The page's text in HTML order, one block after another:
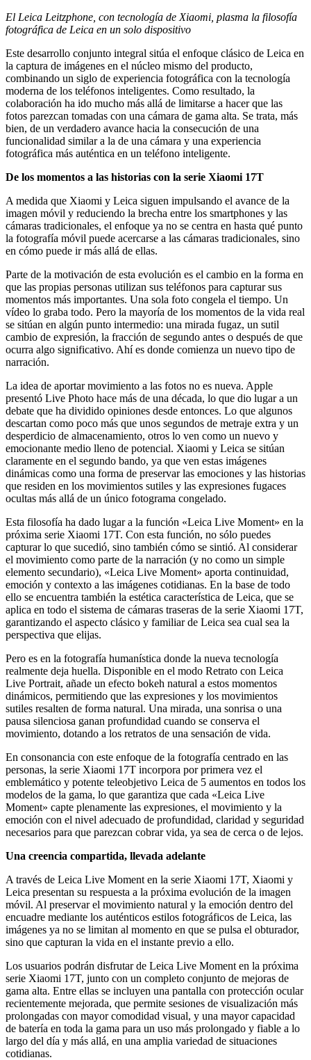
El Leica Leitzphone, con tecnología de Xiaomi, plasma la filosofía
fotográfica de Leica en un solo dispositivo
Este desarrollo conjunto integral sitúa el enfoque clásico de Leica en
la captura de imágenes en el núcleo mismo del producto,
combinando un siglo de experiencia fotográfica con la tecnología
moderna de los teléfonos inteligentes. Como resultado, la
colaboración ha ido mucho más allá de limitarse a hacer que las
fotos parezcan tomadas con una cámara de gama alta. Se trata, más
bien, de un verdadero avance hacia la consecución de una
funcionalidad similar a la de una cámara y una experiencia
fotográfica más auténtica en un teléfono inteligente.
De los momentos a las historias con la serie Xiaomi 17T
A medida que Xiaomi y Leica siguen impulsando el avance de la
imagen móvil y reduciendo la brecha entre los smartphones y las
cámaras tradicionales, el enfoque ya no se centra en hasta qué punto
la fotografía móvil puede acercarse a las cámaras tradicionales, sino
en cómo puede ir más allá de ellas.
Parte de la motivación de esta evolución es el cambio en la forma en
que las propias personas utilizan sus teléfonos para capturar sus
momentos más importantes. Una sola foto congela el tiempo. Un
vídeo lo graba todo. Pero la mayoría de los momentos de la vida real
se sitúan en algún punto intermedio: una mirada fugaz, un sutil
cambio de expresión, la fracción de segundo antes o después de que
ocurra algo significativo. Ahí es donde comienza un nuevo tipo de
narración.
La idea de aportar movimiento a las fotos no es nueva. Apple
presentó Live Photo hace más de una década, lo que dio lugar a un
debate que ha dividido opiniones desde entonces. Lo que algunos
descartan como poco más que unos segundos de metraje extra y un
desperdicio de almacenamiento, otros lo ven como un nuevo y
emocionante medio lleno de potencial. Xiaomi y Leica se sitúan
claramente en el segundo bando, ya que ven estas imágenes
dinámicas como una forma de preservar las emociones y las historias
que residen en los movimientos sutiles y las expresiones fugaces
ocultas más allá de un único fotograma congelado.
Esta filosofía ha dado lugar a la función «Leica Live Moment» en la
próxima serie Xiaomi 17T. Con esta función, no sólo puedes
capturar lo que sucedió, sino también cómo se sintió. Al considerar
el movimiento como parte de la narración (y no como un simple
elemento secundario), «Leica Live Moment» aporta continuidad,
emoción y contexto a las imágenes cotidianas. En la base de todo
ello se encuentra también la estética característica de Leica, que se
aplica en todo el sistema de cámaras traseras de la serie Xiaomi 17T,
garantizando el aspecto clásico y familiar de Leica sea cual sea la
perspectiva que elijas.
Pero es en la fotografía humanística donde la nueva tecnología
realmente deja huella. Disponible en el modo Retrato con Leica
Live Portrait, añade un efecto bokeh natural a estos momentos
dinámicos, permitiendo que las expresiones y los movimientos
sutiles resalten de forma natural. Una mirada, una sonrisa o una
pausa silenciosa ganan profundidad cuando se conserva el
movimiento, dotando a los retratos de una sensación de vida.
En consonancia con este enfoque de la fotografía centrado en las
personas, la serie Xiaomi 17T incorpora por primera vez el
emblemático y potente teleobjetivo Leica de 5 aumentos en todos los
modelos de la gama, lo que garantiza que cada «Leica Live
Moment» capte plenamente las expresiones, el movimiento y la
emoción con el nivel adecuado de profundidad, claridad y seguridad
necesarios para que parezcan cobrar vida, ya sea de cerca o de lejos.
Una creencia compartida, llevada adelante
A través de Leica Live Moment en la serie Xiaomi 17T, Xiaomi y
Leica presentan su respuesta a la próxima evolución de la imagen
móvil. Al preservar el movimiento natural y la emoción dentro del
encuadre mediante los auténticos estilos fotográficos de Leica, las
imágenes ya no se limitan al momento en que se pulsa el obturador,
sino que capturan la vida en el instante previo a ello.
Los usuarios podrán disfrutar de Leica Live Moment en la próxima
serie Xiaomi 17T, junto con un completo conjunto de mejoras de
gama alta. Entre ellas se incluyen una pantalla con protección ocular
recientemente mejorada, que permite sesiones de visualización más
prolongadas con mayor comodidad visual, y una mayor capacidad
de batería en toda la gama para un uso más prolongado y fiable a lo
largo del día y más allá, en una amplia variedad de situaciones
cotidianas.